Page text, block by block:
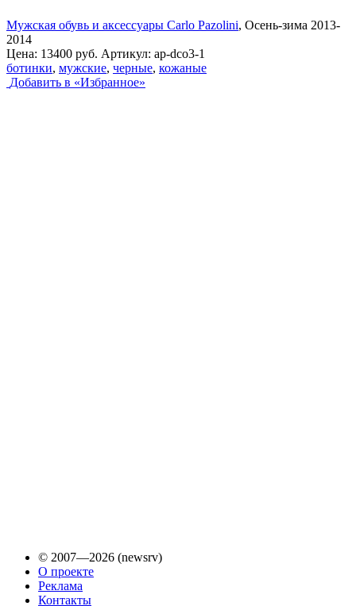
Мужская обувь и аксессуары Carlo Pazolini, Осень-зима 2013-
2014
Цена: 13400 руб. Артикул: ap-dco3-1
ботинки, мужские, черные, кожаные
Добавить в «Избранное»
© 2007—2026 (newsrv)
О проекте
Реклама
Контакты